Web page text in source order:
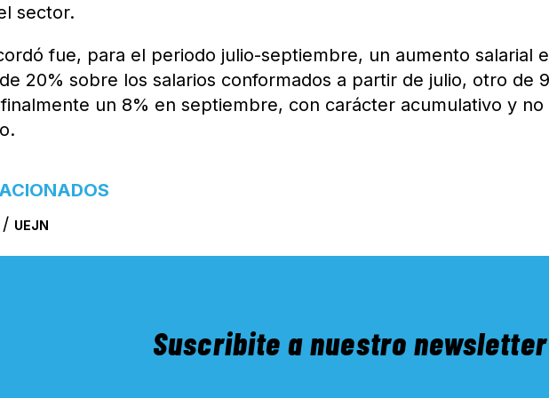
sector.
fue, para el periodo julio-septiembre, un aumento salarial
20% sobre los salarios conformados a partir de julio, otro de
un 8% en septiembre, con carácter acumulativo y no
/ UEJN
Suscribite a nuestro newsletter